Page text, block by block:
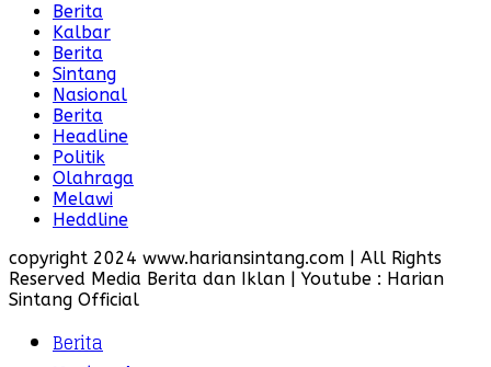
Berita
Kalbar
Berita
Sintang
Nasional
Berita
Headline
Politik
Olahraga
Melawi
Heddline
copyright 2024 www.hariansintang.com | All Rights
Reserved Media Berita dan Iklan | Youtube : Harian
Sintang Official
Berita